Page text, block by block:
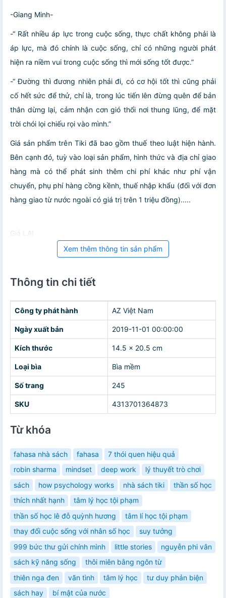
-Giang Minh-
-“ Rất nhiều áp lực trong cuộc sống, thực chất không phải là
áp lực, mà đó chính là cuộc sống, chỉ có những người phát
hiện ra niềm vui trong cuộc sống thì mới sống tốt được.”
-“ Đường thì đương nhiên phải đi, có cơ hội tốt thì cũng phải
cố hết sức để thử, chỉ là, trong lúc tiến lên đừng quên để bản
thân dừng lại, cảm nhận cơn gió thổi nơi thung lũng, để mặt
trời chói lọi chiếu rọi vào mình.”
Giá sản phẩm trên Tiki đã bao gồm thuế theo luật hiện hành.
Bên cạnh đó, tuỳ vào loại sản phẩm, hình thức và địa chỉ giao
hàng mà có thể phát sinh thêm chi phí khác như phí vận
chuyển, phụ phí hàng cồng kềnh, thuế nhập khẩu (đối với đơn
hàng giao từ nước ngoài có giá trị trên 1 triệu đồng).....
Giá LAI
Xem thêm thông tin sản phẩm
Thông tin chi tiết
Công ty phát hành AZ Việt Nam
Ngày xuất bản 2019-11-01 00:00:00
Kích thước 14.5 x 20.5 cm
Loại bìa Bìa mềm
Số trang 245
SKU 4313701364873
Từ khóa
fahasa nhà sách fahasa
7 thói quen hiệu quả
robin sharma
mindset deep work
lý thuyết trò chơi
sách
how psychology works nhà sách tiki
thần số học
thích nhất hạnh
tâm lý học tội phạm
thần số học lê đỗ quỳnh hương
tâm lí học tội phạm
thay đổi cuộc sống với nhân số học
suy tưởng
999 bức thư gửi chính mình
little stories
nguyễn phi vân
sách kỹ năng sống
thôi miên bằng ngôn từ
thiên nga đen
vãn tình tâm lý học
tư duy phản biện
sách hay
bí mật của nước